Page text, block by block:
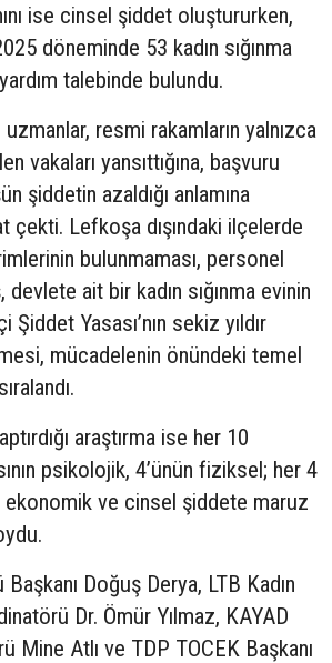
ise cinsel şiddet oluştururken,
döneminde 53 kadın sığınma
talebinde bulundu.
resmi rakamların yalnızca
vakaları yansıttığına, başvuru
şiddetin azaldığı anlamına
çekti. Lefkoşa dışındaki ilçelerde
bulunmaması, personel
devlete ait bir kadın sığınma evinin
Şiddet Yasası’nın sekiz yıldır
mücadelenin önündeki temel
araştırma ise her 10
psikolojik, 4’ünün fiziksel; her 4
ekonomik ve cinsel şiddete maruz
Doğuş Derya, LTB Kadın
Dr. Ömür Yılmaz, KAYAD
Mine Atlı ve TDP TOCEK Başkanı